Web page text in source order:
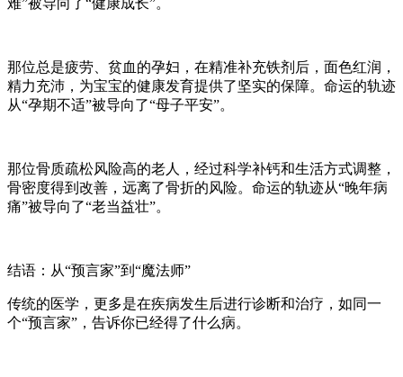
难”被导向了“健康成长”。
那位总是疲劳、贫血的孕妇，在精准补充铁剂后，面色红润，
精力充沛，为宝宝的健康发育提供了坚实的保障。命运的轨迹
从“孕期不适”被导向了“母子平安”。
那位骨质疏松风险高的老人，经过科学补钙和生活方式调整，
骨密度得到改善，远离了骨折的风险。命运的轨迹从“晚年病
痛”被导向了“老当益壮”。
结语：从“预言家”到“魔法师”
传统的医学，更多是在疾病发生后进行诊断和治疗，如同一
个“预言家”，告诉你已经得了什么病。